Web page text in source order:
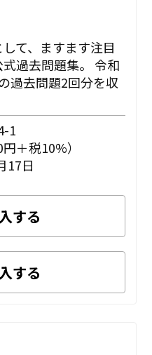
て、ますます注目
過去問題集。 令和
過去問題2回分を収
1
＋税10%）
17日
する
する